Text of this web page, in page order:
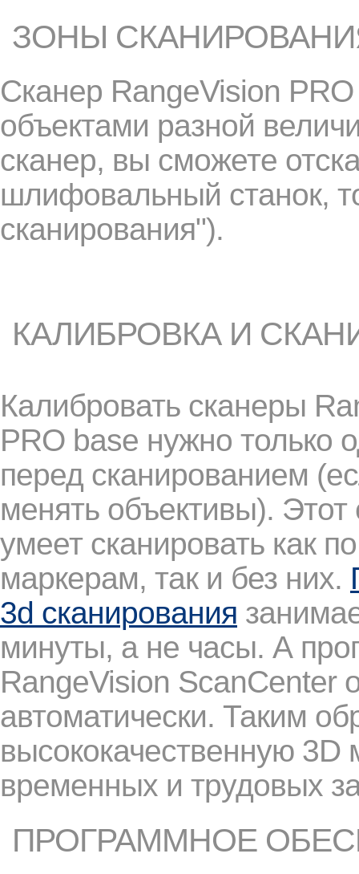
ЗОНЫ
Сканер RangeVision
объектами разной
сканер, вы сможете
шлифовальный станок,
сканирования").
КАЛИБРОВКА И
Калибровать сканеры
PRO base нужно только
перед сканированием
менять объективы). Этот
умеет сканировать как по
маркерам, так и без них.
3d сканирования
минуты, а не часы. А
RangeVision ScanCenter
автоматически. Таким
высококачественную
временных и трудовых
ПРОГРАММНОЕ